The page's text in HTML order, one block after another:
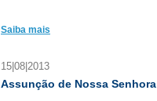
Saiba mais
15|08|2013
Assunção de Nossa Senhora